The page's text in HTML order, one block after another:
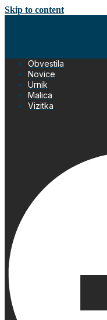
Skip to content
Obvestila
Novice
Urnik
Malica
Vizitka